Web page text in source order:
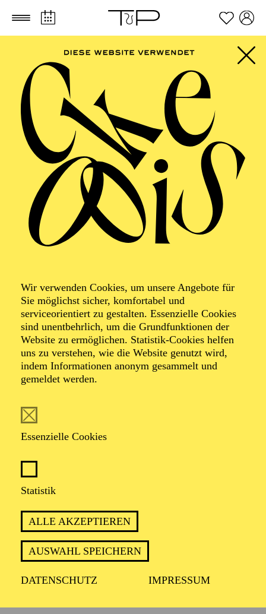
Zum Hauptinhalt springen Zum Footer springen
Wir verwenden Cookies, um unsere Angebote für
Sie möglichst sicher, komfortabel und
serviceorientiert zu gestalten. Essenzielle Cookies
sind unentbehrlich, um die Grundfunktionen der
Website zu ermöglichen. Statistik-Cookies helfen
uns zu verstehen, wie die Website genutzt wird,
indem Informationen anonym gesammelt und
gemeldet werden.
Essenzielle Cookies
Statistik
ALLE AKZEPTIEREN
AUSWAHL SPEICHERN
DATENSCHUTZ IMPRESSUM
SCHAUSPIEL ESSEN
Pinocchio
von Henner Kallmeyer nach Carlo Collodi
Beschreibung